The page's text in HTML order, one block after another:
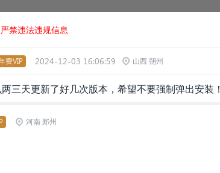
禁违法违规信息
费VIP 2024-12-03 16:06:59 山西 朔州
三天更新了好几次版本，希望不要强制弹出安装！
河南 郑州